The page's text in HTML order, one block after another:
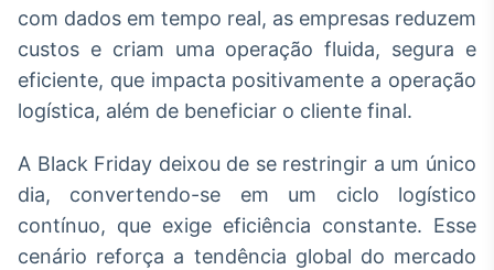
Broadcast
Wallboard
Conteúdos e
displays e telas
Broadcast
Curadoria
com dados em tempo real, as empresas reduzem
custos e criam uma operação fluida, segura e
eficiente, que impacta positivamente a operação
logística, além de beneficiar o cliente final.
A Black Friday deixou de se restringir a um único
dia, convertendo-se em um ciclo logístico
contínuo, que exige eficiência constante. Esse
cenário reforça a tendência global do mercado